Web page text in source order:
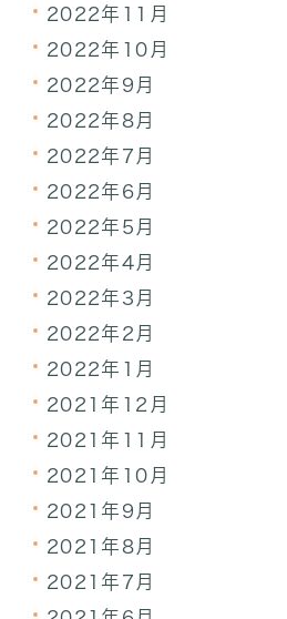
2022年11月
2022年10月
2022年9月
2022年8月
2022年7月
2022年6月
2022年5月
2022年4月
2022年3月
2022年2月
2022年1月
2021年12月
2021年11月
2021年10月
2021年9月
2021年8月
2021年7月